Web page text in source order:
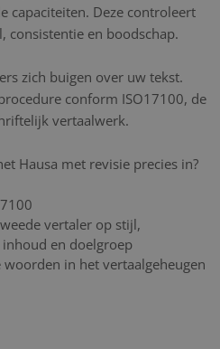
capaciteiten. Deze controleert
consistentie en boodschap.
zich buigen over uw tekst.
conform ISO17100, de
vertaalwerk.
Hausa met revisie precies in?
vertaler op stijl,
en doelgroep
in het vertaalgeheugen